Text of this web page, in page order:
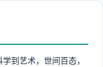
到艺术，世间百态，